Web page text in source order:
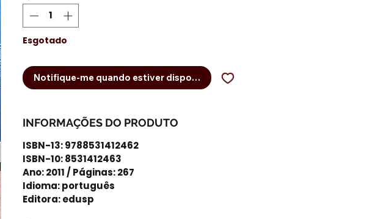
Esgotado
Notifique-me quando estiver disponível
INFORMAÇÕES DO PRODUTO
ISBN-13: 9788531412462
ISBN-10: 8531412463
Ano: 2011 / Páginas: 267
Idioma: português
Editora: edusp